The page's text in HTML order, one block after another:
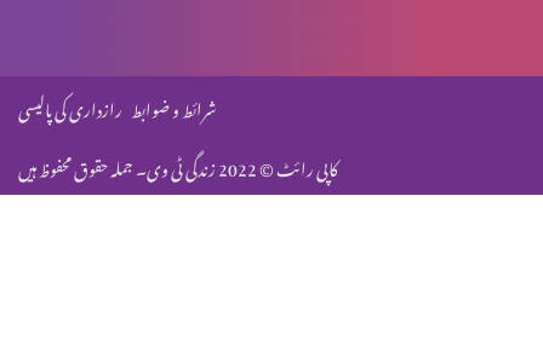
فرشتگان (پارٹ 2)کاپی رائٹ © 2022 زندگی ٹی وی۔ جملہ حقوق محفوظ ہیں
شرائط و ضوابط رازداری کی پالیسی